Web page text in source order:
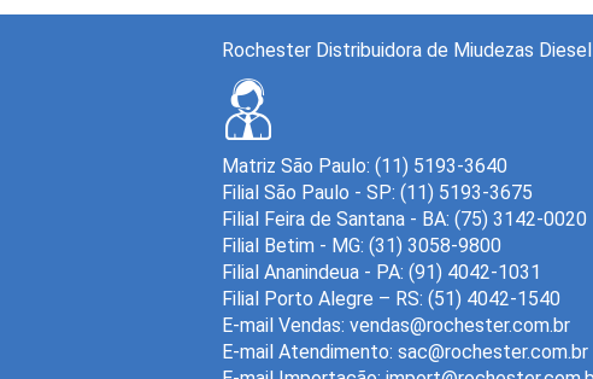
Rochester Distribuidora de Miudezas Diesel
Matriz São Paulo: (11) 5193-3640
Filial São Paulo - SP: (11) 5193-3675
Filial Feira de Santana - BA: (75) 3142-0020
Filial Betim - MG: (31) 3058-9800
Filial Ananindeua - PA: (91) 4042-1031
Filial Porto Alegre – RS: (51) 4042-1540
E-mail Vendas:
E-mail Atendimento: